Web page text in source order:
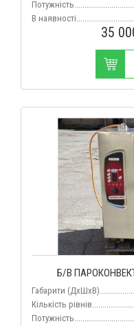
В
35
Б/В
Габарити
Кількість